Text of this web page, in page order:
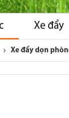
Xe đẩy
Xe đẩy dọn